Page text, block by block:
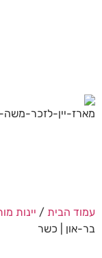
עמוד הבית / יינות
בר-און | כשר